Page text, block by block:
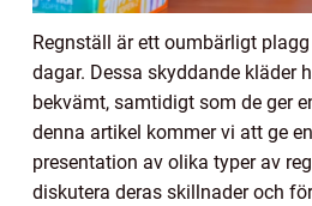
Regnställ är ett oumbärligt
dagar. Dessa skyddande kläder
bekvämt, samtidigt som de ger
denna artikel kommer vi att ge
presentation av olika typer av
diskutera deras skillnader och